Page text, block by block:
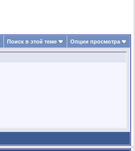
Поиск в этой теме Опции просмотра